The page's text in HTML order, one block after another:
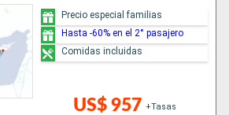
US$ 957 +Tasas
Precio especial familias
Hasta -60% en el 2° pasajero
Comidas incluidas